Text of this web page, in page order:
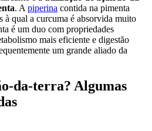
. A piperina contida na pimenta
à qual a curcuma é absorvida muito
é um duo com propriedades
mais eficiente e digestão
um grande aliado da
da-terra? Algumas